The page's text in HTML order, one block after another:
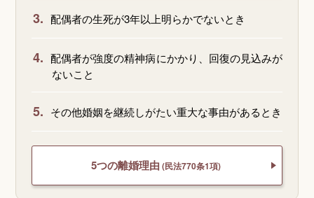
3. 配偶者の生死が3年以上明らかでないとき
4. 配偶者が強度の精神病にかかり、回復の見込みが
ないこと
5. その他婚姻を継続しがたい重大な事由があるとき
5つの離婚理由 (民法770条1項)